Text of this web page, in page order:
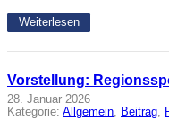
Weiterlesen
Vorstellung:
28. Januar 2026
Kategorie: Allgemein, Beitrag,